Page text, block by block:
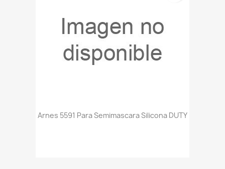
Arnes 5591 Para Semimascara Silicona DUTY